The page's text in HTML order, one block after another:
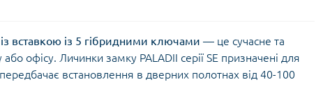
вставкою із 5 гібридними ключами — це сучасне та
офісу. Личинки замку PALADII серії SE призначені для
встановлення в дверних полотнах від 40-100